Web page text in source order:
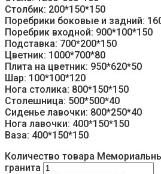
Столбик: 200*150*150
Поребрики боковые и задний:
Поребрик входной: 900*100*150
Подставка: 700*200*150
Цветник: 1000*700*80
Плита на цветник: 950*620*50
Шар: 100*100*120
Нога столика: 800*150*150
Столешница: 500*500*40
Сиденье лавочки: 800*250*40
Нога лавочки: 400*150*150
Ваза: 400*150*150
Количество товара
гранита